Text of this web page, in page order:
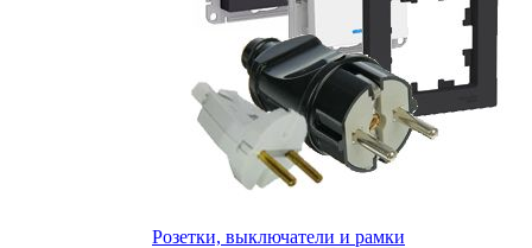
Розетки, выключатели и рамки